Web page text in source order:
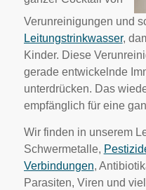
Verunreinigungen und
Leitungstrinkwasser,
Kinder. Diese
gerade entwickelnde
unterdrücken. Das
empfänglich für eine
Wir finden in unserem
Schwermetalle,
Verbindungen,
Parasiten, Viren und